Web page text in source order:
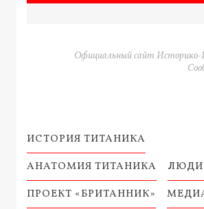
Официальный сайт Историко-
ИСТОРИЯ ТИТАНИКА
АНАТОМИЯ ТИТАНИКА
ЛЮДИ
ПРОЕКТ «БРИТАННИК»